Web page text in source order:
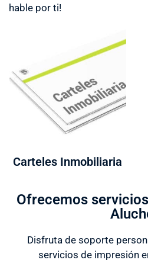
hable por ti!
Carteles Inmobiliaria
Ofrecemos
Disfruta de soporte
servicios de impresión